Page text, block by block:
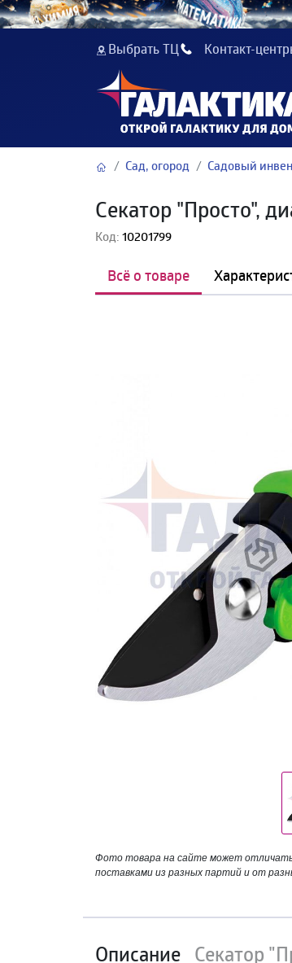
Выбрать ТЦ Контакт-
Сад, огород Садовый
Секатор "Просто",
Код:10201799
Всё о товаре
Фото товара на сайте может
поставками из разных партий и от
Описание Секатор